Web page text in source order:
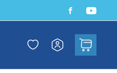
Любими
Кошница